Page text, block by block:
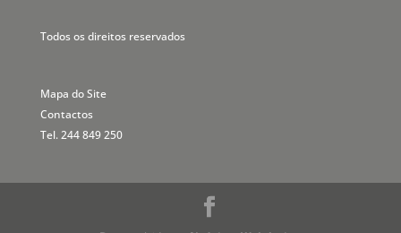
Todos os direitos reservados
Mapa do Site
Contactos
Tel. 244 849 250